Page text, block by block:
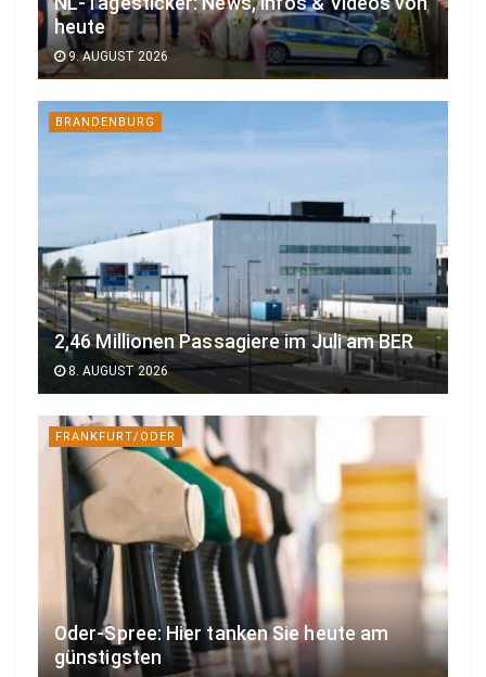
heute
9. AUGUST 2026
BRANDENBURG
2,46 Millionen Passagiere im Juli am BER
8. AUGUST 2026
FRANKFURT/ODER
Oder-Spree: Hier tanken Sie heute am
günstigsten